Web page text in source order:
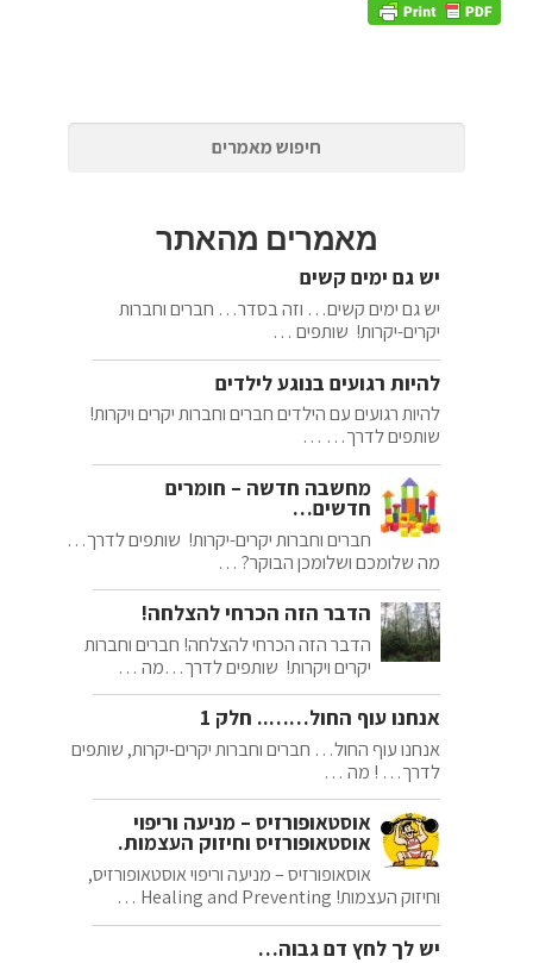
מאמרים מהאתר
יש גם ימים קשים
יש גם ימים קשים… וזה בסדר… חברים וחברות
יקרים-יקרות! שותפים …
להיות רגועים בנוגע לילדים
להיות רגועים עם הילדים חברים וחברות יקרים ויקרות!
שותפים לדרך… …
מחשבה חדשה – חומרים
חדשים…
חברים וחברות יקרים-יקרות! שותפים לדרך…
מה שלומכם ושלומכן הבוקר? …
הדבר הזה הכרחי להצלחה!
הדבר הזה הכרחי להצלחה! חברים וחברות
יקרים ויקרות! שותפים לדרך…מה …
אנחנו עוף החול…….. חלק 1
אנחנו עוף החול… חברים וחברות יקרים-יקרות, שותפים
לדרך… ! מה …
אוסטאופורזיס – מניעה וריפוי
אוסטאופורזיס וחיזוק העצמות.
אוסאופורזיס – מניעה וריפוי אוסטאופורזיס,
וחיזוק העצמות! Healing and Preventing …
יש לך לחץ דם גבוה…